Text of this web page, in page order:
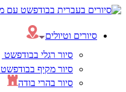
סיורים וטיולים
סיור רגלי בבודפשט
סיור מקיף בבודפשט
סיור בהרי בודה